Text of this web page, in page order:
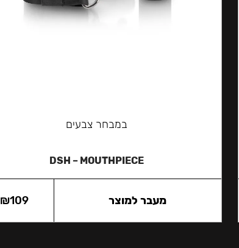
במבחר צבעים
DSH – MOUTHPIECE
₪109 מעבר למוצר